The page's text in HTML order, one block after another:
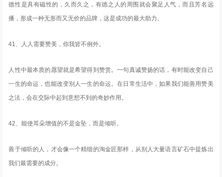
德性是具有磁性的，久而久之，有德之人的周围就会聚足人气，而且芳名远
播，形成一种无形而又无价的品牌，这是成功的最大助力。
41、人人需要赞美，你我皆不例外。
人性中最本质的愿望就是希望得到赞赏。一句真诚赞扬的话，有时能改变自己
一生的命运，也能改变别人一生的命运。在日常生活中，如果我们能善用赞美
之法，会在交际中起到意想不到的奇妙作用。
42、能使耳朵增值的不是金坠，而是倾听。
善于倾听的人，才会像一个精细的淘金匠那样，从别人大量语言矿石中提炼出
我们最需要的成分。